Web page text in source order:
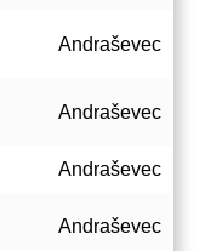
Andraševec
Andraševec
Andraševec
Andraševec